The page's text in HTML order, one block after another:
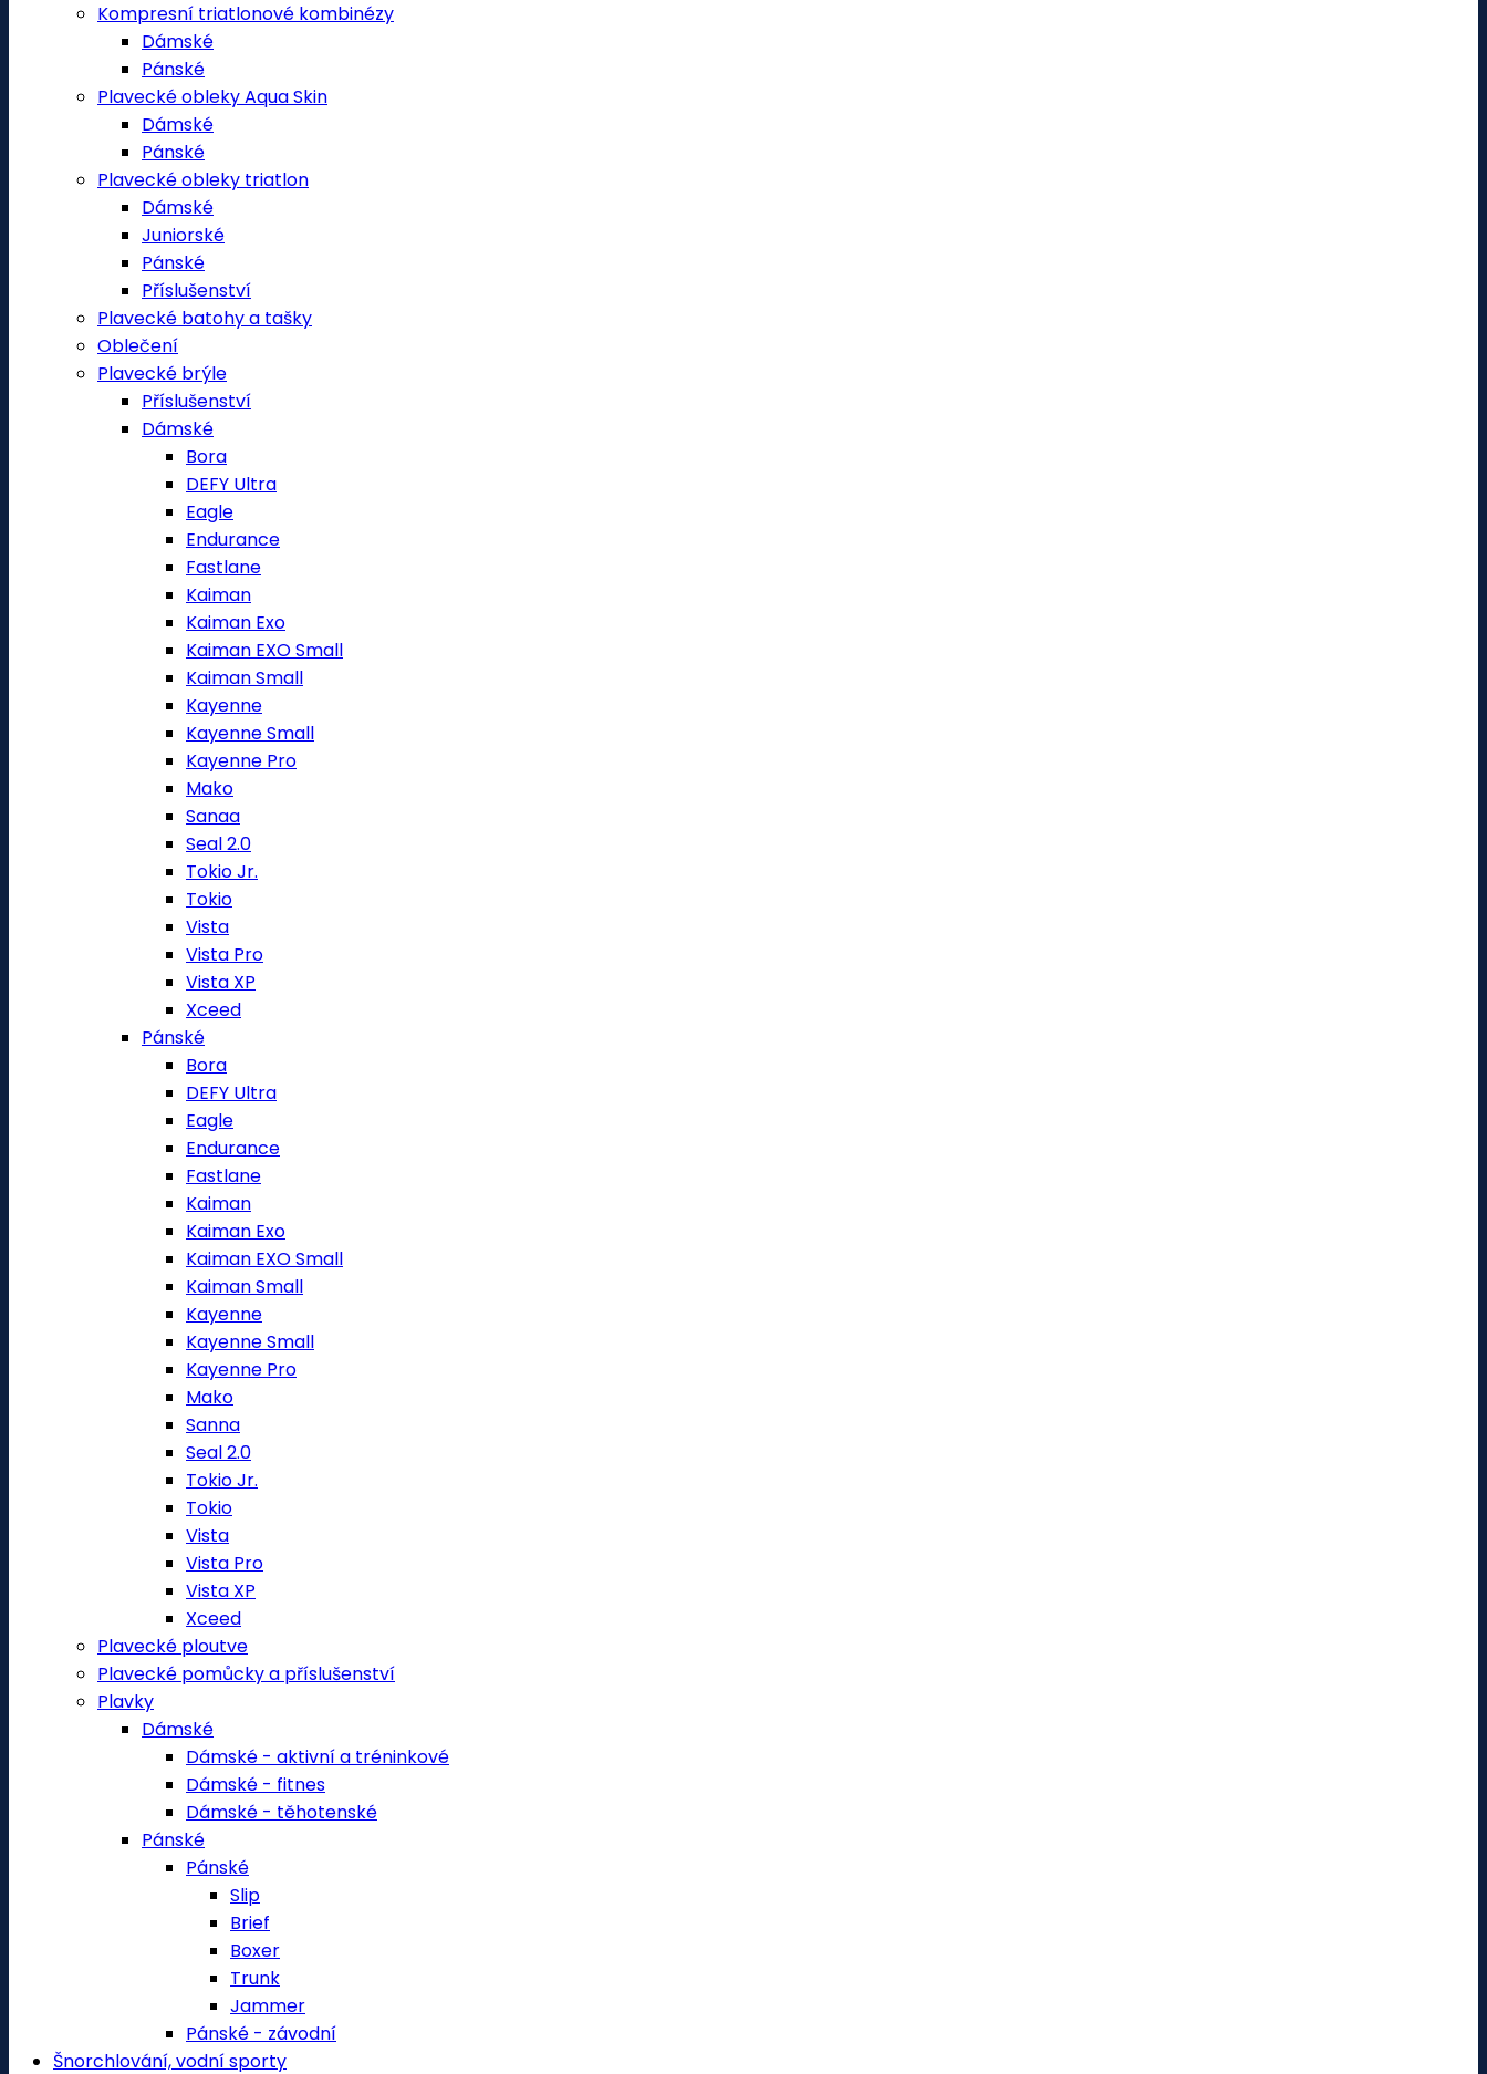
Kompresní triatlonové kombinézy
Dámské
Pánské
Plavecké obleky Aqua Skin
Dámské
Pánské
Plavecké obleky triatlon
Dámské
Juniorské
Pánské
Příslušenství
Plavecké batohy a tašky
Oblečení
Plavecké brýle
Příslušenství
Dámské
Bora
DEFY Ultra
Eagle
Endurance
Fastlane
Kaiman
Kaiman Exo
Kaiman EXO Small
Kaiman Small
Kayenne
Kayenne Small
Kayenne Pro
Mako
Sanaa
Seal 2.0
Tokio Jr.
Tokio
Vista
Vista Pro
Vista XP
Xceed
Pánské
Bora
DEFY Ultra
Eagle
Endurance
Fastlane
Kaiman
Kaiman Exo
Kaiman EXO Small
Kaiman Small
Kayenne
Kayenne Small
Kayenne Pro
Mako
Sanna
Seal 2.0
Tokio Jr.
Tokio
Vista
Vista Pro
Vista XP
Xceed
Plavecké ploutve
Plavecké pomůcky a příslušenství
Plavky
Dámské
Dámské - aktivní a tréninkové
Dámské - fitnes
Dámské - těhotenské
Pánské
Pánské
Slip
Brief
Boxer
Trunk
Jammer
Pánské - závodní
Šnorchlování, vodní sporty